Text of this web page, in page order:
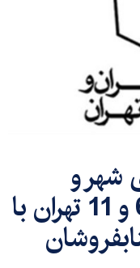
شهر و
شهرداری‌های مناطق 6 و 11 تهران با